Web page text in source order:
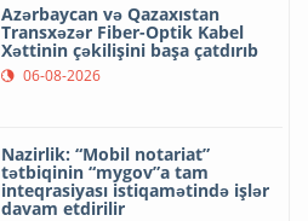
Azərbaycan və Qazaxıstan
Transxəzər Fiber-Optik Kabel
Xəttinin çəkilişini başa çatdırıb
06-08-2026
Nazirlik: “Mobil notariat”
tətbiqinin “mygov”a tam
inteqrasiyası istiqamətində işlər
davam etdirilir